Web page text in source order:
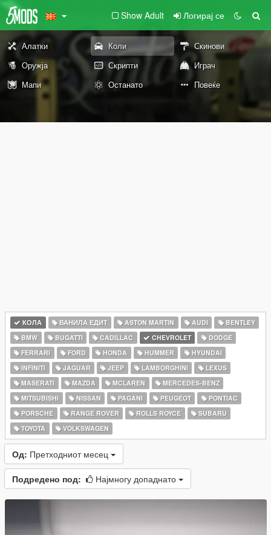
Show Adult Логирај се
Алатки Коли
Скинови
Оружја
Скрипти
Играч
Мапи
Останато Повеќе
КОЛА ВАНИЛА ЕДИТ ASTON MARTIN AUDI
BENTLEY
BMW
BUGATTI CADILLAC CHEVROLET
DODGE
FERRARI
FORD HONDA HUMMER
HYUNDAI
INFINITI
JAGUAR JEEP LAMBORGHINI
LEXUS
MASERATI
MAZDA MCLAREN
MERCEDES-BENZ
MITSUBISHI
NISSAN PAGANI PEUGEOT
PONTIAC
PORSCHE
RANGE ROVER ROLLS ROYCE
SUBARU
TOYOTA
VOLKSWAGEN
Од: Претходниот месец
Подредено под: Најмногу допаднато